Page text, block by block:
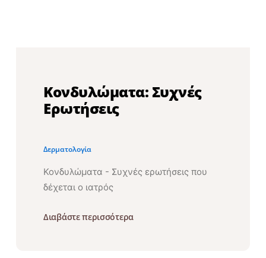
Κονδυλώματα: Συχνές
Ερωτήσεις
Δερματολογία
Κονδυλώματα - Συχνές ερωτήσεις που
δέχεται ο ιατρός
Διαβάστε περισσότερα